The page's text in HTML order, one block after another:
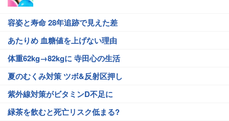
容姿と寿命 28年追跡で見えた差
あたりめ 血糖値を上げない理由
体重62kg→82kgに 寺田心の生活
夏のむくみ対策 ツボ&反射区押し
紫外線対策がビタミンD不足に
緑茶を飲むと死亡リスク低まる?